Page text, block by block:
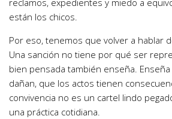
reclamos, expedientes y miedo a
están los chicos.
Por eso, tenemos que volver a hablar
Una sanción no tiene por qué ser
bien pensada también enseña.
dañan, que los actos tienen
convivencia no es un cartel lindo
una práctica cotidiana.